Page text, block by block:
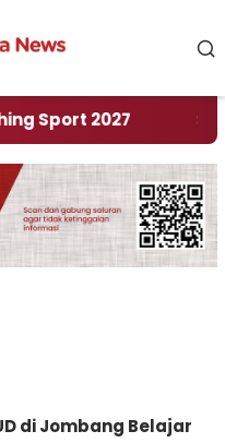
2027 ‎Soal
di Jombang Belajar